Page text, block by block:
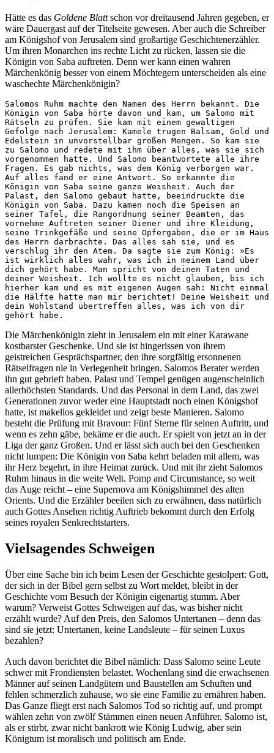
Hätte es das Goldene Blattschon vor dreitausend Jahren gegeben, er
wäre Dauergast auf der Titelseite gewesen. Aber auch die Schreiber
am Königshof von Jerusalem sind großartige Geschichtenerzähler.
Um ihren Monarchen ins rechte Licht zu rücken, lassen sie die
Königin von Saba auftreten. Denn wer kann einen wahren
Märchenkönig besser von einem Möchtegern unterscheiden als eine
waschechte Märchenkönigin?
Salomos Ruhm machte den Namen des Herrn bekannt. Die
Königin von Saba hörte davon und kam, um Salomo mit
Rätseln zu prüfen. Sie kam mit einem gewaltigen
Gefolge nach Jerusalem: Kamele trugen Balsam, Gold und
Edelstein in unvorstellbar großen Mengen. So kam sie
zu Salomo und redete mit ihm über alles, was sie sich
vorgenommen hatte. Und Salomo beantwortete alle ihre
Fragen. Es gab nichts, was dem König verborgen war.
Auf alles fand er eine Antwort. So erkannte die
Königin von Saba seine ganze Weisheit. Auch der
Palast, den Salomo gebaut hatte, beeindruckte die
Königin von Saba. Dazu kamen noch die Speisen an
seiner Tafel, die Rangordnung seiner Beamten, das
vornehme Auftreten seiner Diener und ihre Kleidung,
seine Trinkgefäße und seine Opfergaben, die er im Haus
des Herrn darbrachte. Das alles sah sie, und es
verschlug ihr den Atem. Da sagte sie zum König: »Es
ist wirklich alles wahr, was ich in meinem Land über
dich gehört habe. Man spricht von deinen Taten und
deiner Weisheit. Ich wollte es nicht glauben, bis ich
hierher kam und es mit eigenen Augen sah: Nicht einmal
die Hälfte hatte man mir berichtet! Deine Weisheit und
dein Wohlstand übertreffen alles, was ich von dir
gehört habe.
Die Märchenkönigin zieht in Jerusalem ein mit einer Karawane
kostbarster Geschenke. Und sie ist hingerissen von ihrem
geistreichen Gesprächspartner, den ihre sorgfältig ersonnenen
Rätselfragen nie in Verlegenheit bringen. Salomos Berater werden
ihn gut gebrieft haben. Palast und Tempel genügen augenscheinlich
allerhöchsten Standards. Und das Personal in dem Land, das zwei
Generationen zuvor weder eine Hauptstadt noch einen Königshof
hatte, ist makellos gekleidet und zeigt beste Manieren. Salomo
besteht die Prüfung mit Bravour: Fünf Sterne für seinen Auftritt, und
wenn es zehn gäbe, bekäme er die auch. Er spielt von jetzt an in der
Liga der ganz Großen. Und er lässt sich auch bei den Geschenken
nicht lumpen: Die Königin von Saba kehrt beladen mit allem, was
ihr Herz begehrt, in ihre Heimat zurück. Und mit ihr zieht Salomos
Ruhm hinaus in die weite Welt. Pomp and Circumstance, so weit
das Auge reicht – eine Supernova am Königshimmel des alten
Orients. Und die Erzähler beeilen sich zu erwähnen, dass natürlich
auch Gottes Ansehen richtig Auftrieb bekommt durch den Erfolg
seines royalen Senkrechtstarters.
Vielsagendes Schweigen
Über eine Sache bin ich beim Lesen der Geschichte gestolpert: Gott,
der sich in der Bibel gern selbst zu Wort meldet, bleibt in der
Geschichte vom Besuch der Königin eigenartig stumm. Aber
warum? Verweist Gottes Schweigen auf das, was bisher nicht
erzählt wurde? Auf den Preis, den Salomos Untertanen – denn das
sind sie jetzt: Untertanen, keine Landsleute – für seinen Luxus
bezahlen?
Auch davon berichtet die Bibel nämlich: Dass Salomo seine Leute
schwer mit Frondiensten belastet. Wochenlang sind die erwachsenen
Männer auf seinen Landgütern und Baustellen am Schuften und
fehlen schmerzlich zuhause, wo sie eine Familie zu ernähren haben.
Das Ganze fliegt erst nach Salomos Tod so richtig auf, und prompt
wählen zehn von zwölf Stämmen einen neuen Anführer. Salomo ist,
als er stirbt, zwar nicht bankrott wie König Ludwig, aber sein
Königtum ist moralisch und politisch am Ende.